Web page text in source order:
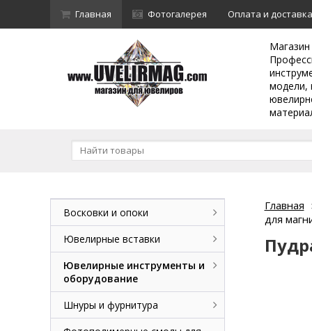
Главная Фотогалерея Оплата и доставка
модели,
Главная
для
Восковки и опоки
Ювелирные вставки
Ювелирные инструменты и
оборудование
Шнуры и фурнитура